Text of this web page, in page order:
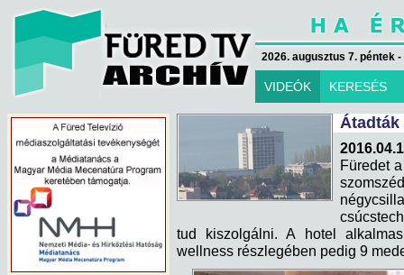
2026. augusztus 7. péntek
VIDEÓK KERESÉS
Átadták
Füredet
tud kiszolgálni. A hotel
wellness részlegében pedig 9